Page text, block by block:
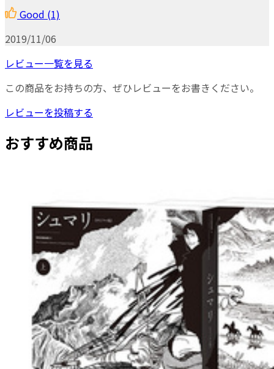
Good (1)
2019/11/06
レビュー一覧を見る
この商品をお持ちの方、ぜひレビューをお書きください。
レビューを投稿する
おすすめ商品